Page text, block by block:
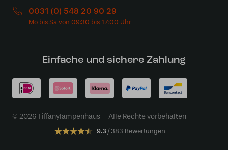
0031 (0) 548 20 90 29
Einfache und sichere Zahlung
© 2026 Tiffanylampenhaus – Alle Rechte vorbehalten
9.3 383 Bewertungen